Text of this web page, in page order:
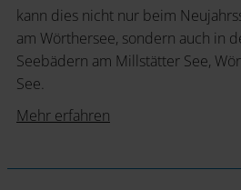
kann dies nicht nur beim
am Wörthersee, sondern auch in
Seebädern am Millstätter See,
See.
Mehr erfahren